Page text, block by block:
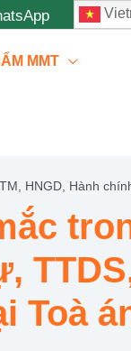
MMT
HNGD, Hành
Toà